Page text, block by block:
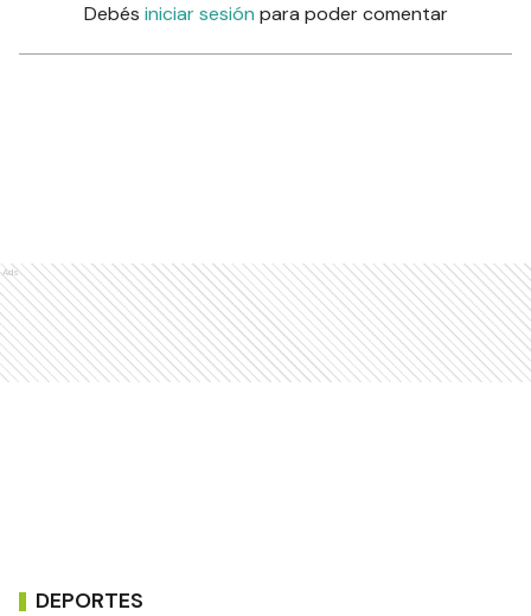
Debés iniciar sesión para poder comentar
Ads
DEPORTES